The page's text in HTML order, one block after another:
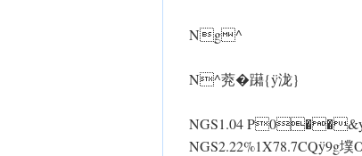
Ng^
N^萒�躤{ ÿ泷}
NGS1.04
NGS2.22%1X78.7CQ ÿ9g